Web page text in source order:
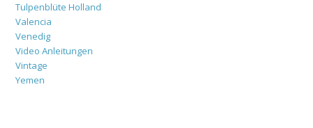
Tulpenblüte Holland
Valencia
Venedig
Video Anleitungen
Vintage
Yemen